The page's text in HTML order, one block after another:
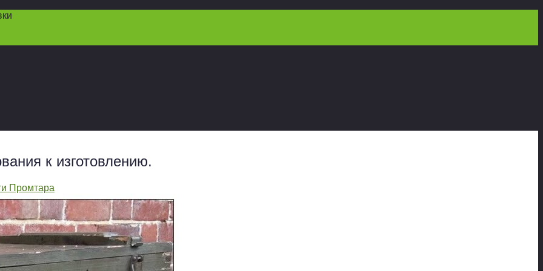
к изготовлению.
Промтара